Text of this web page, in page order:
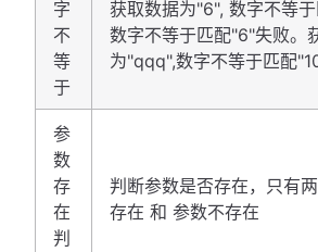
字
不
等
于
获取数据为"6", 数字不等于
数字不等于匹配"6"失败。
为"qqq",数字不等于匹配
参
数
存
在
判
判断参数是否存在，只有
存在 和 参数不存在